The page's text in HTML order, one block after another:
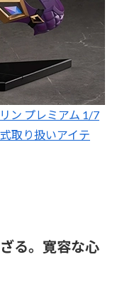
ン プレミアム 1/7
取り扱いアイテ
る。寛容な心